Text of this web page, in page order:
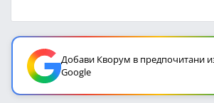
Добави Кворум в предпочитани
Google